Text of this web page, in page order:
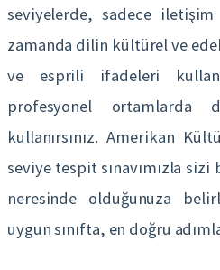
seviyelerde, sadece
zamanda dilin kültürel ve
ve esprili ifadeleri
profesyonel
kullanırsınız. Amerikan
seviye tespit sınavımızla
neresinde olduğunuza
uygun sınıfta, en doğru